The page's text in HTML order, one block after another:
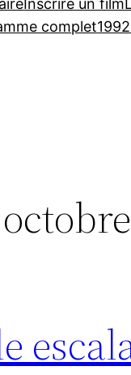
Inscrire un film
complet